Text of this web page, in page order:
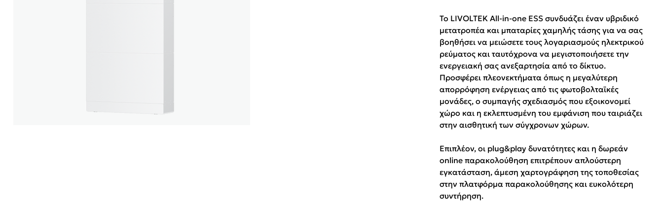
Το LIVOLTEK All-in-one ESS συνδυάζει έναν υβριδικό
μετατροπέα και μπαταρίες χαμηλής τάσης για να σας
βοηθήσει να μειώσετε τους λογαριασμούς ηλεκτρικού
ρεύματος και ταυτόχρονα να μεγιστοποιήσετε την
ενεργειακή σας ανεξαρτησία από το δίκτυο.
Προσφέρει πλεονεκτήματα όπως η μεγαλύτερη
απορρόφηση ενέργειας από τις φωτοβολταϊκές
μονάδες, ο συμπαγής σχεδιασμός που εξοικονομεί
χώρο και η εκλεπτυσμένη του εμφάνιση που ταιριάζει
στην αισθητική των σύγχρονων χώρων.
Επιπλέον, οι plug&play δυνατότητες και η δωρεάν
online παρακολούθηση επιτρέπουν απλούστερη
εγκατάσταση, άμεση χαρτογράφηση της τοποθεσίας
στην πλατφόρμα παρακολούθησης και ευκολότερη
συντήρηση.